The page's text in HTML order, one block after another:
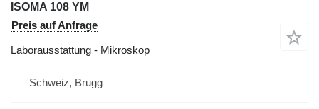
ISOMA 108 YM
Preis auf Anfrage
Laborausstattung - Mikroskop
Schweiz, Brugg